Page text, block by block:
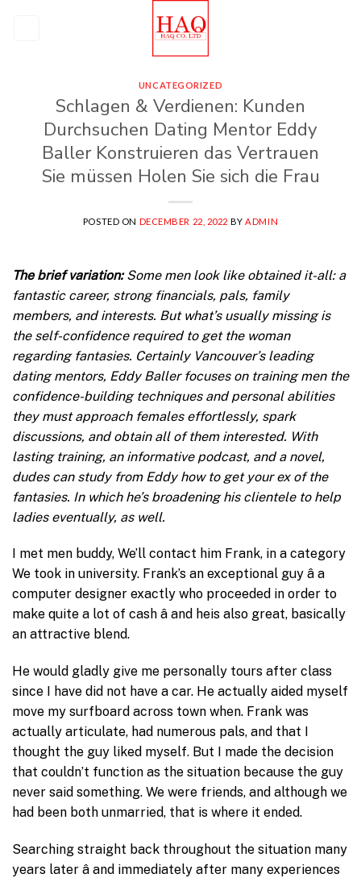
UNCATEGORIZED
Schlagen & Verdienen: Kunden
Durchsuchen Dating Mentor Eddy
Baller Konstruieren das Vertrauen
Sie müssen Holen Sie sich die Frau
POSTED ON DECEMBER 22, 2022 BY ADMIN
The brief variation:Some men look like obtained it-all: a
fantastic career, strong financials, pals, family
members, and interests. But what’s usually missing is
the self-confidence required to get the woman
regarding fantasies. Certainly Vancouver’s leading
dating mentors, Eddy Baller focuses on training men the
confidence-building techniques and personal abilities
they must approach females effortlessly, spark
discussions, and obtain all of them interested. With
lasting training, an informative podcast, and a novel,
dudes can study from Eddy how to get your ex of the
fantasies. In which he’s broadening his clientele to help
ladies eventually, as well.
I met men buddy, We’ll contact him Frank, in a category
We took in university. Frank’s an exceptional guy â a
computer designer exactly who proceeded in order to
make quite a lot of cash â and heis also great, basically
an attractive blend.
He would gladly give me personally tours after class
since I have did not have a car. He actually aided myself
move my surfboard across town when. Frank was
actually articulate, had numerous pals, and that I
thought the guy liked myself. But I made the decision
that couldn’t function as the situation because the guy
never said something. We were friends, and although we
had been both unmarried, that is where it ended.
Searching straight back throughout the situation many
years later â and immediately after many experiences